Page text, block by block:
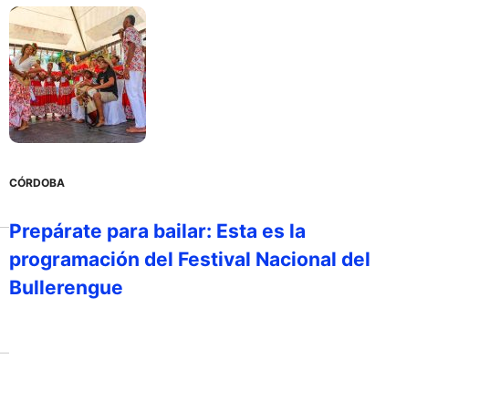
CÓRDOBA
Prepárate para bailar: Esta es la
programación del Festival Nacional del
Bullerengue